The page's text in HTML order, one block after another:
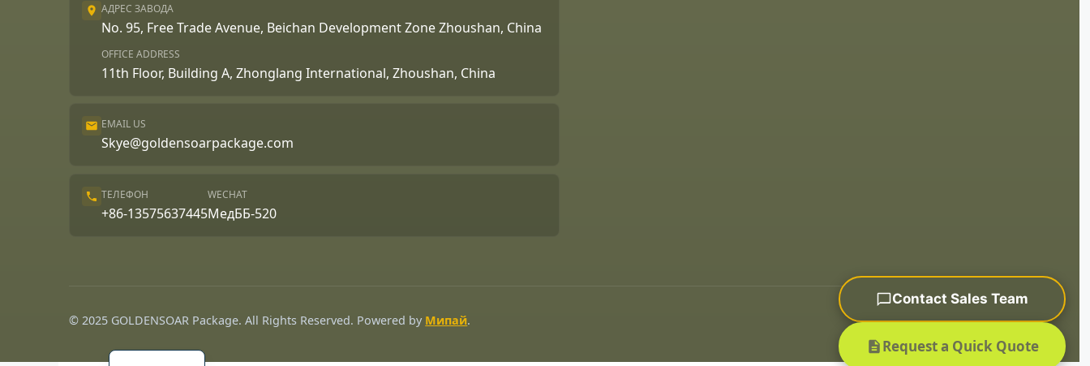
АДРЕС ЗАВОДА
No. 95, Free Trade Avenue, Beichan Development Zone Zhoushan, China
OFFICE ADDRESS
11th Floor, Building A, Zhonglang International, Zhoushan, China
EMAIL US
Skye@goldensoarpackage.com
ТЕЛЕФОН
+86-13575637445
WECHAT
МедББ-520
© 2025 GOLDENSOAR Package. All Rights Reserved. Powered by Мипай. Sitemap
Contact Sales Team
Request a Quick Quote
Español
العربية